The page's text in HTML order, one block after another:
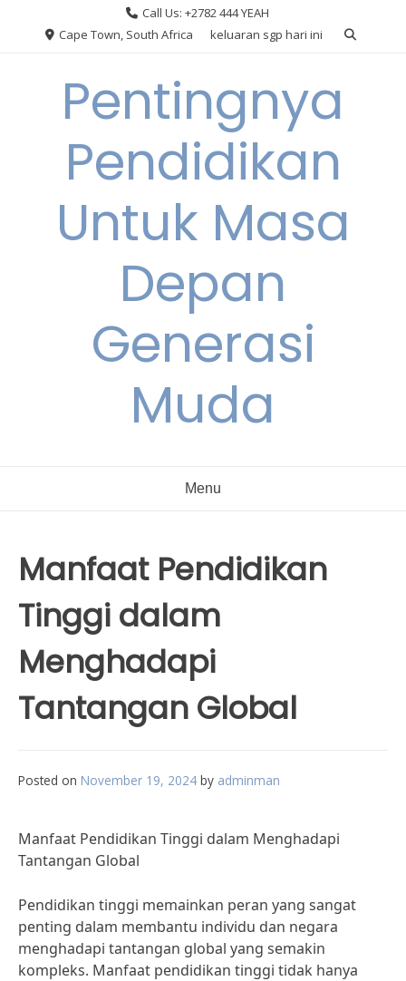
Call Us: +2782 444 YEAH
Cape Town, South Africa
keluaran sgp hari ini
Pentingnya
Pendidikan
Untuk Masa
Depan
Generasi
Muda
Menu
Manfaat Pendidikan
Tinggi dalam
Menghadapi
Tantangan Global
Posted on November 19, 2024 by adminman
Manfaat Pendidikan Tinggi dalam Menghadapi
Tantangan Global
Pendidikan tinggi memainkan peran yang sangat
penting dalam membantu individu dan negara
menghadapi tantangan global yang semakin
kompleks. Manfaat pendidikan tinggi tidak hanya